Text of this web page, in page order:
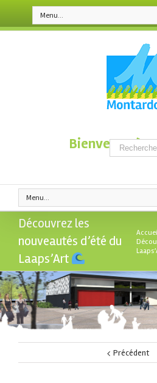
Menu...
Bienvenue à
Menu...
Découvrez les
nouveautés d’été du
Laaps’Art
Précédent